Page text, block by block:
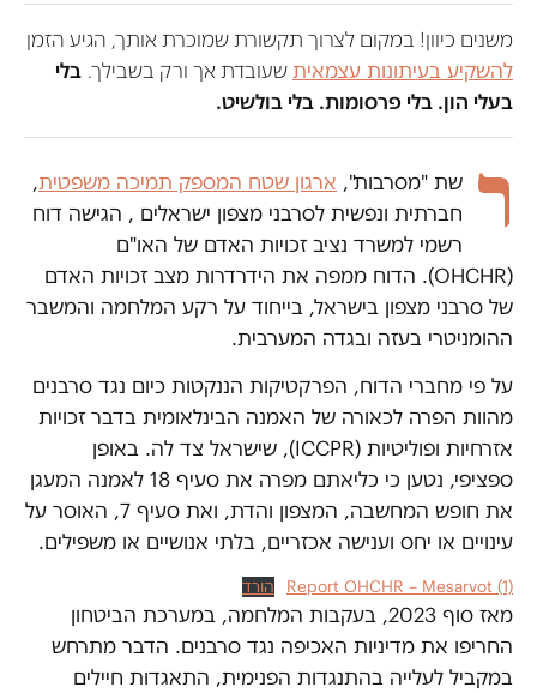
משנים כיוון! במקום לצרוך תקשורת שמוכרת אותך, הגיע הזמן
להשקיע בעיתונות עצמאיתשעובדת אך ורק בשבילך. בלי
בעלי הון. בלי פרסומות. בלי בולשיט.
ר שת "מסרבות", ארגון שטח המספק תמיכה משפטית,
חברתית ונפשית לסרבני מצפון ישראלים , הגישה דוח
רשמי למשרד נציב זכויות האדם של האו"ם
(OHCHR). הדוח ממפה את הידרדרות מצב זכויות האדם
של סרבני מצפון בישראל, בייחוד על רקע המלחמה והמשבר
ההומניטרי בעזה ובגדה המערבית.
על פי מחברי הדוח, הפרקטיקות הננקטות כיום נגד סרבנים
מהוות הפרה לכאורה של האמנה הבינלאומית בדבר זכויות
אזרחיות ופוליטיות (ICCPR), שישראל צד לה. באופן
ספציפי, נטען כי כליאתם מפרה את סעיף 18 לאמנה המעגן
את חופש המחשבה, המצפון והדת, ואת סעיף 7, האוסר על
עינויים או יחס וענישה אכזריים, בלתי אנושיים או משפילים.
Report OHCHR – Mesarvot (1) הורד
מאז סוף 2023, בעקבות המלחמה, במערכת הביטחון
החריפו את מדיניות האכיפה נגד סרבנים. הדבר מתרחש
במקביל לעלייה בהתנגדות הפנימית, התאגדות חיילים